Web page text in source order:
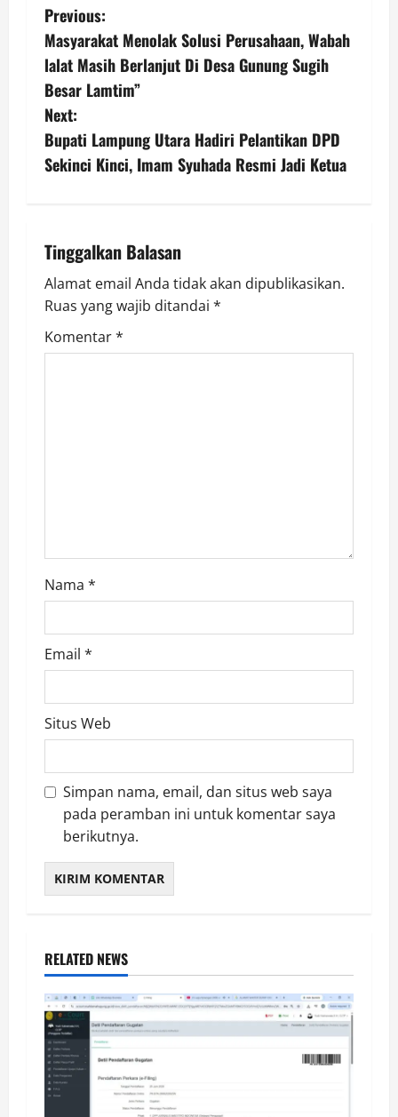
P
o
s
t
n
v
i
g
a
Previous:
Masyarakat Menolak Solusi Perusahaan, Wabah
lalat Masih Berlanjut Di Desa Gunung Sugih
Besar Lamtim”
Next:
Bupati Lampung Utara Hadiri Pelantikan DPD
Sekinci Kinci, Imam Syuhada Resmi Jadi Ketua
Tinggalkan Balasan
Alamat email Anda tidak akan dipublikasikan.
Ruas yang wajib ditandai *
Komentar*
Nama *
Email *
Situs Web
Simpan nama, email, dan situs web saya
pada peramban ini untuk komentar saya
berikutnya.
RELATED NEWS